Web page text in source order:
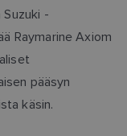
-
Raymarine Axiom
pääsyn
käsin.